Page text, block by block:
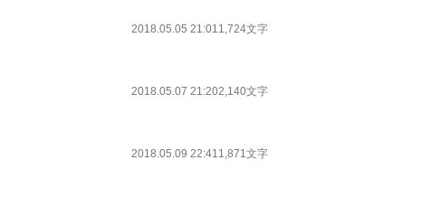
2018.05.05 21:011,724文字
2018.05.07 21:202,140文字
2018.05.09 22:411,871文字